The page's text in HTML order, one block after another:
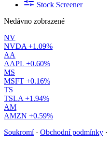
Stock Screener
Nedávno zobrazené
NV
NVDA +1.09%
AA
AAPL +0.60%
MS
MSFT +0.16%
TS
TSLA +1.94%
AM
AMZN +0.59%
Soukromí · Obchodní podmínky ·